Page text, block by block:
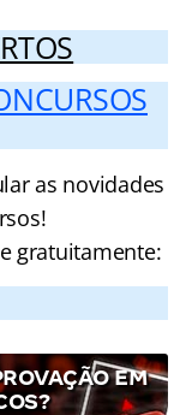
as novidades
gratuitamente:
EM